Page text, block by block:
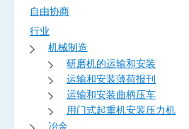
自由协商
行业
机械制造
研磨机的运输和安装
运输和安装薄荷报刊
运输和安装曲柄压车
用门式起重机安装压力机
冶金